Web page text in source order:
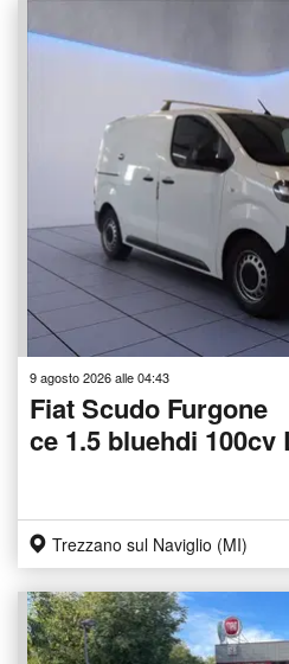
9 agosto 2026 alle 04:43
Fiat Scudo Furgone
ce 1.5 bluehdi 100cv
Trezzano sul Naviglio (MI)